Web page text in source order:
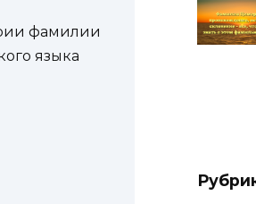
фамилии
языка